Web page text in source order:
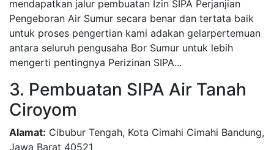
mendapatkan jalur pembuatan Izin SIPA Perjanjian
Pengeboran Air Sumur secara benar dan tertata baik
untuk proses pengertian kami adakan gelarpertemuan
antara seluruh pengusaha Bor Sumur untuk lebih
mengerti pentingnya Perizinan SIPA...
3. Pembuatan SIPA Air Tanah
Ciroyom
Alamat: Cibubur Tengah, Kota Cimahi Cimahi Bandung,
Jawa Barat 40521